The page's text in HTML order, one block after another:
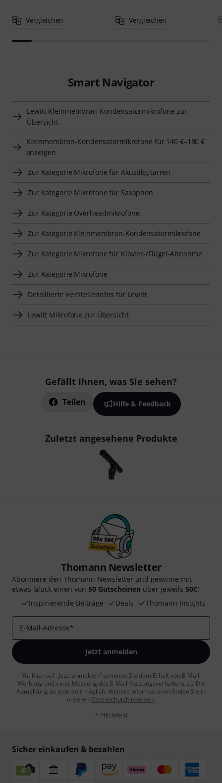
Vergleichen Vergleichen
Smart Navigator
Lewitt Kleinmembran-Kondensatormikrofone zur
Übersicht
Kleinmembran-Kondensatormikrofone für 140 €–180 €
anzeigen
Zur Kategorie Mikrofone für Akustikgitarren
Zur Kategorie Mikrofone für Saxophon
Zur Kategorie Overheadmikrofone
Zur Kategorie Kleinmembran-Kondensatormikrofone
Zur Kategorie Mikrofone für Klavier-/Flügel-Abnahme
Zur Kategorie Mikrofone
Detaillierte Herstellerinfos für Lewitt
Lewitt Mikrofone zur Übersicht
Gefällt Ihnen, was Sie sehen?
Teilen Hilfe & Feedback
Zuletzt angesehene Produkte
Thomann Newsletter
Abonniere den Thomann Newsletter und gewinne mit
etwas Glück einen von 50 Gutscheinen über jeweils 50€!
Inspirierende Beiträge
Deals Thomann Insights
E-Mail-Adresse*
Jetzt anmelden
Mit Klick auf „Jetzt anmelden“ stimmen Sie dem Erhalt von E-Mail-
Werbung und einer Messung des E-Mail-Nutzungsverhaltens zu. Die
Abmeldung ist jederzeit möglich. Weitere Informationen finden Sie in
unseren Datenschutzhinweisen.
* Pflichtfeld
Sicher einkaufen & bezahlen